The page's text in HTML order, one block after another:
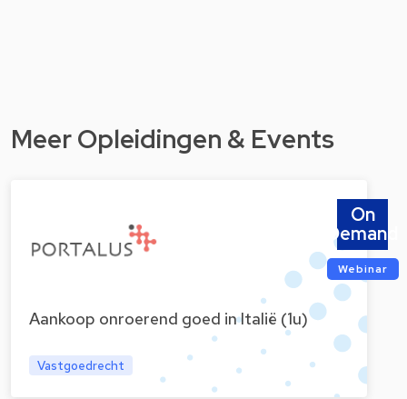
Meer Opleidingen & Events
Aankoop onroerend goed in Italië (1u)
Vastgoedrecht
On
Demand
Webinar